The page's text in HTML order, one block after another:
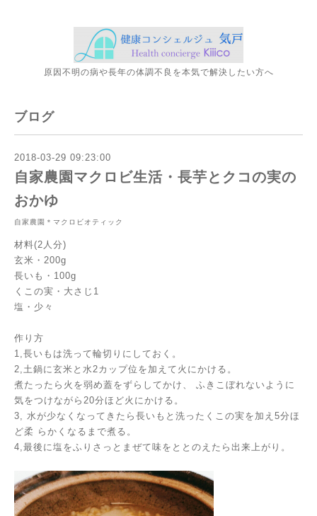
原因不明の病や長年の体調不良を本気で解決したい方へ
ブログ
2018-03-29 09:23:00
自家農園マクロビ生活・長芋とクコの実の
おかゆ
自家農園＊マクロビオティック
材料(2人分)
玄米・200g
長いも・100g
くこの実・大さじ1
塩・少々
作り方
1,長いもは洗って輪切りにしておく。
2,土鍋に玄米と水2カップ位を加えて火にかける。
煮たったら火を弱め蓋をずらしてかけ、 ふきこぼれないように
気をつけながら20分ほど火にかける。
3, 水が少なくなってきたら長いもと洗ったくこの実を加え5分ほ
ど柔 らかくなるまで煮る。
4,最後に塩をふりさっとまぜて味をととのえたら出来上がり。